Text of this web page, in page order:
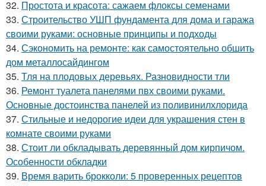
32. Простота и красота: сажаем флоксы семенами
33. Строительство УШП фундамента для дома и гаража
своими руками: основные принципы и подходы
34. Сэкономить на ремонте: как самостоятельно обшить
дом металлосайдингом
35. Тля на плодовых деревьях. Разновидности тли
36. Ремонт туалета панелями пвх своими руками.
Основные достоинства панелей из поливинилхлорида
37. Стильные и недорогие идеи для украшения стен в
комнате своими руками
38. Стоит ли обкладывать деревянный дом кирпичом.
Особенности обкладки
39. Время варить брокколи: 5 проверенных рецептов